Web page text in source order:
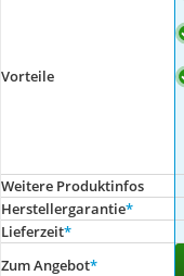
Vorteile
Weitere Produktinfos
Herstellergarantie*
Lieferzeit*
Zum Angebot*